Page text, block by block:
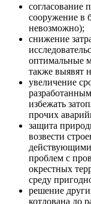
согласование
сооружение в
невозможно);
снижение
оптимальные
также выявят
увеличение
избежать
прочих
защита
возвести
проблем с
окрестных
среду
решение
котлована до